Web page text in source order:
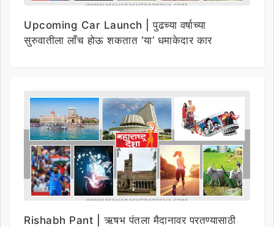
Upcoming Car Launch | पुढच्या वर्षाच्या
सुरुवातीला लाँच होऊ शकतात ‘या’ धमाकेदार कार
Rishabh Pant | ऋषभ पंतला मैदानावर परतण्यासाठी